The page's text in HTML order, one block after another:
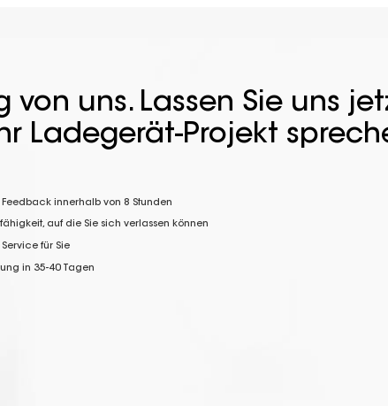
von uns. Lassen Sie uns
Ladegerät-Projekt
Feedback innerhalb von 8 Stunden
auf die Sie sich verlassen können
für Sie
in 35-40 Tagen